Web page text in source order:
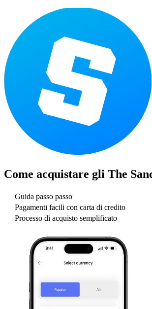
Come acquistare gli The
Guida passo passo
Pagamenti facili con carta di credito
Processo di acquisto semplificato